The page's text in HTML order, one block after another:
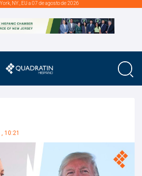
NY., EU a 07 de agosto de 2026
, 10:21